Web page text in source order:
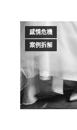
感情危機
案例拆解